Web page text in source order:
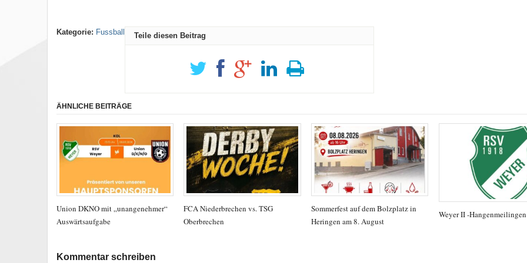
Kategorie: Fussball Teile diesen Beitrag
ÄHNLICHE BEITRÄGE
Union DKNO mit „unangenehmer“
Auswärtsaufgabe
FCA Niederbrechen vs. TSG
Oberbrechen
Sommerfest auf dem Bolzplatz in
Heringen am 8. August
Weyer II -
Kommentar schreiben